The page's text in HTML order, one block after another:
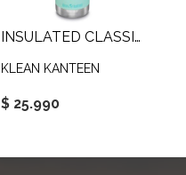
INSULATED CLASSIC 592 ML LOOP CAP
KLEAN KANTEEN
$ 25.990